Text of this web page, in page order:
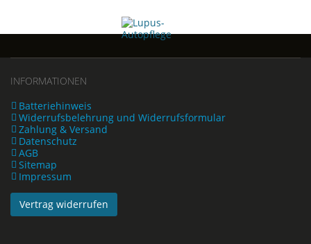
INFORMATIONEN
Batteriehinweis
Widerrufsbelehrung und Widerrufsformular
Zahlung & Versand
Datenschutz
AGB
Sitemap
Impressum
Vertrag widerrufen